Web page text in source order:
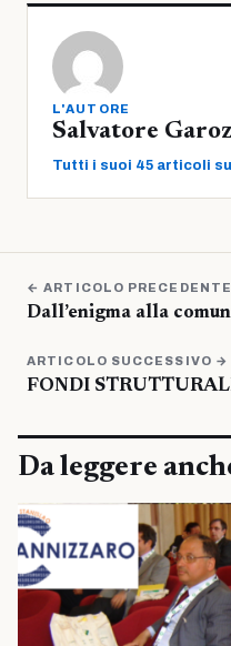
L'AUTORE
Salvatore
Tutti i suoi 45 articoli
← ARTICOLO PRECEDENTE
Dall’enigma alla
ARTICOLO SUCCESSIVO →
FONDI
Da leggere